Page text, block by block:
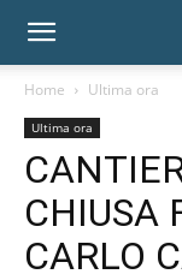
Home Ultima ora
Ultima ora
CHIUSA
CARLO